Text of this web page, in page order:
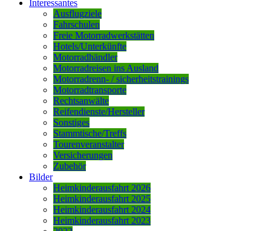
Interessantes
Ausflugziele
Fahrschulen
Freie Motorradwerkstätten
Hotels/Unterkünfte
Motorradhändler
Motorradreisen ins Ausland
Motorradrenn- / sicherheitstrainings
Motorradtransporte
Rechtsanwälte
Reifendienste/Hersteller
Sonstiges
Stammtische/Treffs
Tourenveranstalter
Versicherungen
Zubehör
Bilder
Heimkinderausfahrt 2026
Heimkinderausfahrt 2025
Heimkinderausfahrt 2024
Heimkinderausfahrt 2023